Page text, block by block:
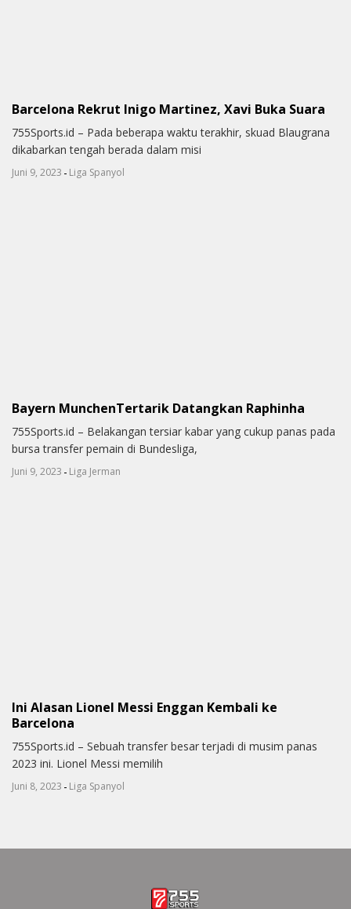
Barcelona Rekrut Inigo Martinez, Xavi Buka Suara
755Sports.id – Pada beberapa waktu terakhir, skuad Blaugrana
dikabarkan tengah berada dalam misi
Juni 9, 2023 - Liga Spanyol
Bayern MunchenTertarik Datangkan Raphinha
755Sports.id – Belakangan tersiar kabar yang cukup panas pada
bursa transfer pemain di Bundesliga,
Juni 9, 2023 - Liga Jerman
Ini Alasan Lionel Messi Enggan Kembali ke
Barcelona
755Sports.id – Sebuah transfer besar terjadi di musim panas
2023 ini. Lionel Messi memilih
Juni 8, 2023 - Liga Spanyol